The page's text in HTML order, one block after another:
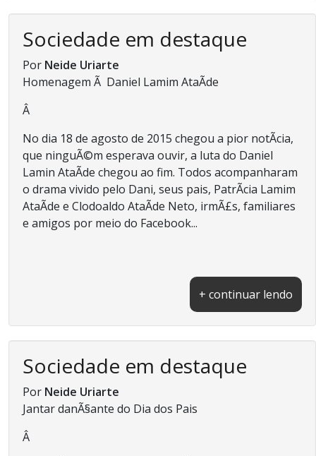
Sociedade em destaque
Por Neide Uriarte
Homenagem Ã Daniel Lamim AtaÃ­de
Â
No dia 18 de agosto de 2015 chegou a pior notÃ­cia,
que ninguÃ©m esperava ouvir, a luta do Daniel
Lamin AtaÃ­de chegou ao fim. Todos acompanharam
o drama vivido pelo Dani, seus pais, PatrÃ­cia Lamim
AtaÃ­de e Clodoaldo AtaÃ­de Neto, irmÃ£s, familiares
e amigos por meio do Facebook...
+ continuar lendo
Sociedade em destaque
Por Neide Uriarte
Jantar danÃ§ante do Dia dos Pais
Â